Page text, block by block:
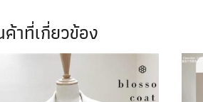
าที่เกี่ยวข้อง